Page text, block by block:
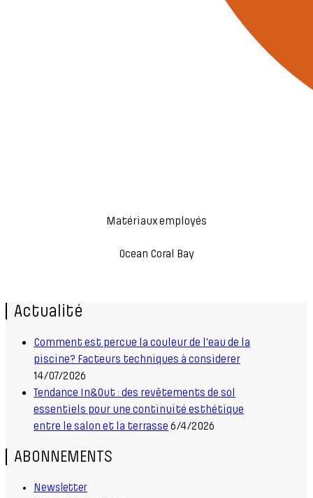
Matériaux employés
Ocean Coral Bay
Actualité
Comment est percue la couleur de l'eau de la
piscine? Facteurs techniques à considerer
14/07/2026
Tendance In&Out : des revêtements de sol
essentiels pour une continuité esthétique
entre le salon et la terrasse 6/4/2026
ABONNEMENTS
Newsletter